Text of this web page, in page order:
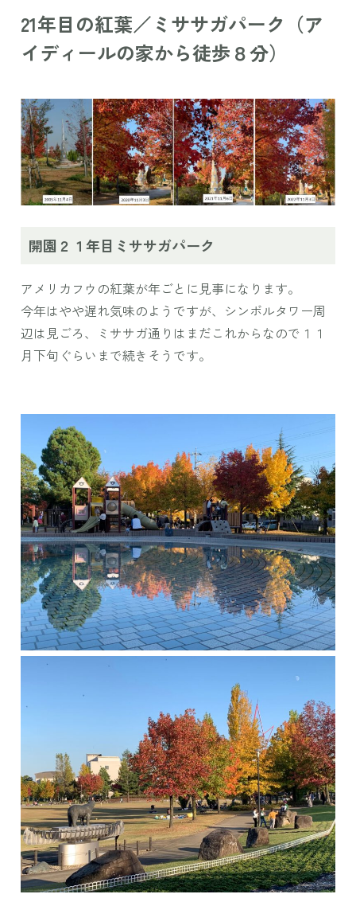
21年目の紅葉／ミササガパーク（ア
イディールの家から徒歩８分）
開園２１年目ミササガパーク
アメリカフウの紅葉が年ごとに見事になります。
今年はやや遅れ気味のようですが、シンボルタワー周
辺は見ごろ、ミササガ通りはまだこれからなので１１
月下旬ぐらいまで続きそうです。